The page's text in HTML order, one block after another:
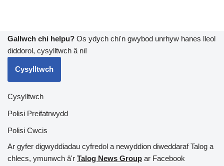
Gallwch chi helpu? Os ydych chi'n gwybod unrhyw hanes lleol
diddorol, cysylltwch â ni!
Cysylltwch
Cysylltwch
Polisi Preifatrwydd
Polisi Cwcis
Ar gyfer digwyddiadau cyfredol a newyddion diweddaraf Talog a
chlecs, ymunwch â'r Talog News Group ar Facebook